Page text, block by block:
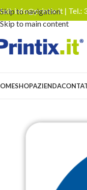
Skip to navigation
Skip to main content
info@printix.it | Tel.:
SHOPAZIENDA